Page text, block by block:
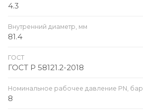
4.3
Внутренний диаметр, мм
81.4
ГОСТ
ГОСТ Р 58121.2-2018
Номинальное рабочее давление PN, бар
8